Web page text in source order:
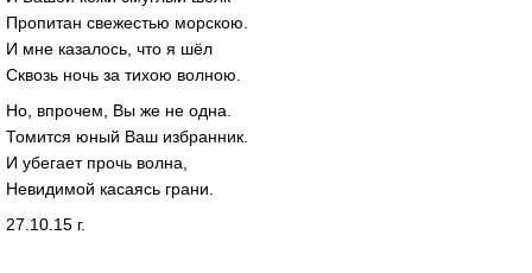
Пропитан свежестью морскою.
И мне казалось, что я шёл
Сквозь ночь за тихою волною.
Но, впрочем, Вы же не одна.
Томится юный Ваш избранник.
И убегает прочь волна,
Невидимой касаясь грани.
27.10.15 г.